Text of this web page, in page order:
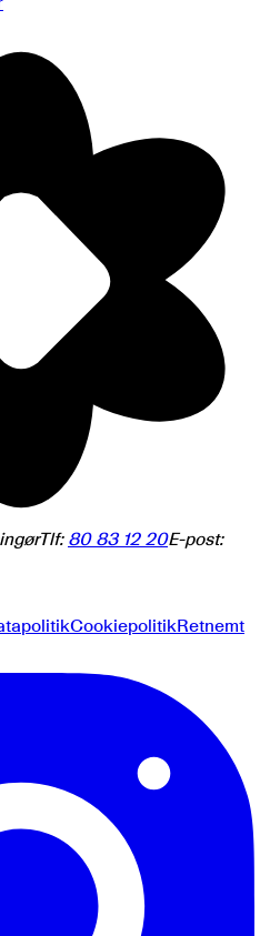
Tlf: 80 83 12 20E-post:
CookiepolitikRetnemt